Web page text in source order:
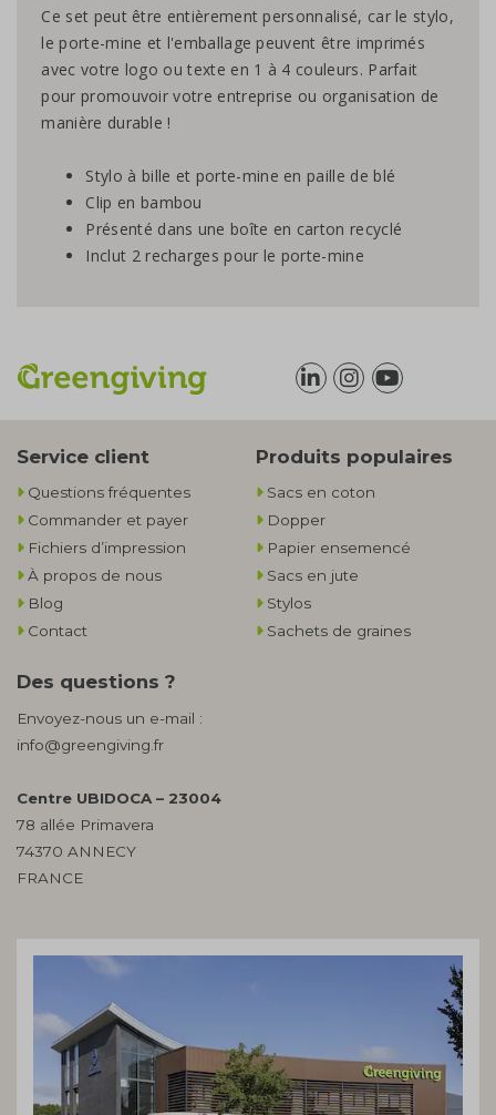
Ce set peut être entièrement personnalisé, car le stylo,
le porte-mine et l'emballage peuvent être imprimés
avec votre logo ou texte en 1 à 4 couleurs. Parfait
pour promouvoir votre entreprise ou organisation de
manière durable !
Stylo à bille et porte-mine en paille de blé
Clip en bambou
Présenté dans une boîte en carton recyclé
Inclut 2 recharges pour le porte-mine
Service client
Questions fréquentes
Commander et payer
Fichiers d’impression
À propos de nous
Blog
Contact
Produits populaires
Sacs en coton
Dopper
Papier ensemencé
Sacs en jute
Stylos
Sachets de graines
Des questions ?
Envoyez-nous un e-mail :
info@greengiving.fr
Centre UBIDOCA – 23004
78 allée Primavera
74370 ANNECY
FRANCE